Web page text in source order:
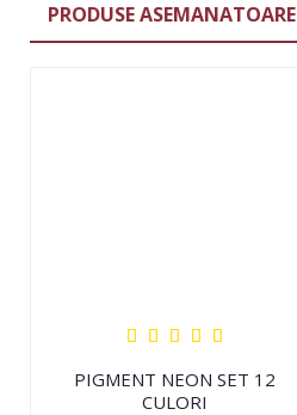
PRODUSE ASEMANATOARE
PIGMENT NEON SET 12
CULORI